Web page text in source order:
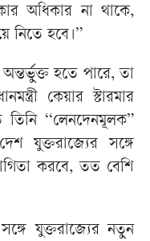
অধিকার না থাকে,
নিতে হবে।”
হতে পারে, তা
কেয়ার স্টারমার
‘‘লেনদেনমূলক”
যুক্তরাজ্যের সঙ্গে
করবে, তত বেশি
যুক্তরাজ্যের নতুন